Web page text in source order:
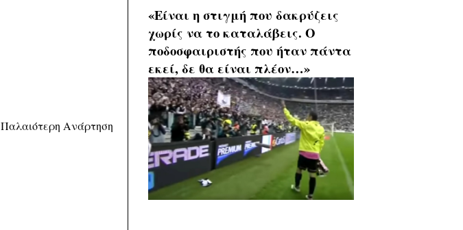
Παλαιότερη Ανάρτηση
«Είναι η στιγμή που δακρύζεις
χωρίς να το καταλάβεις. Ο
ποδοσφαιριστής που ήταν πάντα
εκεί, δε θα είναι πλέον…»